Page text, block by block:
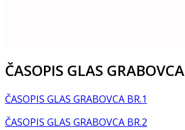
ČASOPIS GLAS GRABOVCA
ČASOPIS GLAS GRABOVCA BR.1
ČASOPIS GLAS GRABOVCA BR.2